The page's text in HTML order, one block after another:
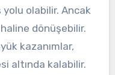
yolu olabilir. Ancak
dönüşebilir.
kazanımlar,
altında kalabilir.